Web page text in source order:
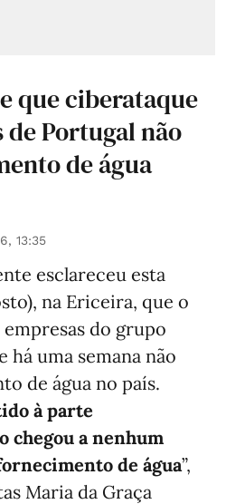
que ciberataque
Portugal não
de água
13:35
esclareceu esta
na Ericeira, que o
do grupo
há uma semana não
de água no país.
à parte
chegou a nenhum
de água”,
Maria da Graça